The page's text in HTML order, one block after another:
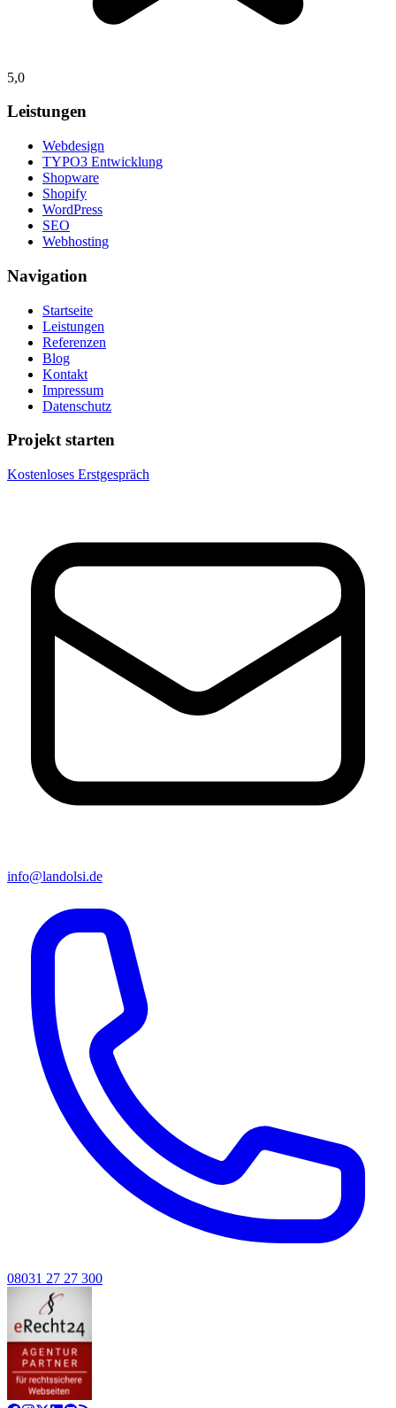
5,0
Leistungen
Webdesign
TYPO3 Entwicklung
Shopware
Shopify
WordPress
SEO
Webhosting
Navigation
Startseite
Leistungen
Referenzen
Blog
Kontakt
Impressum
Datenschutz
Projekt starten
Kostenloses Erstgespräch
info@landolsi.de
08031 27 27 300